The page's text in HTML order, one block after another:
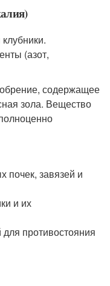
содержащее
зола. Вещество
почек, завязей и
и их
противостояния